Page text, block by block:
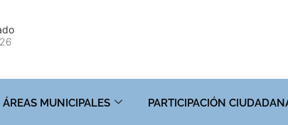
ÁREAS MUNICIPALES PARTICIPACIÓN